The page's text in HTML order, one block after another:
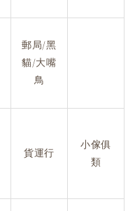
郵局/黑
貓/大嘴
鳥
貨運行
小傢俱
類